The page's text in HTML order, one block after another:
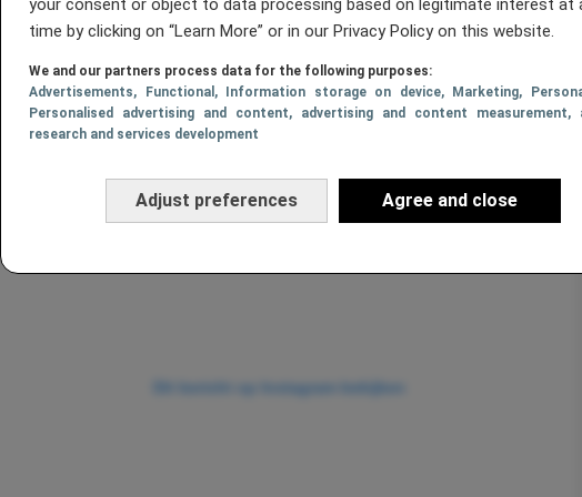
your consent or object to data processing based on legitimate interest at
time by clicking on “Learn More” or in our Privacy Policy on this website.
We and our partners process data for the following purposes:
Advertisements, Functional , Information storage on device, Marketing,
Personalised advertising and content, advertising and content measurement,
research and services development
Adjust preferences Agree and close
Dit bericht op Instagram bekijken